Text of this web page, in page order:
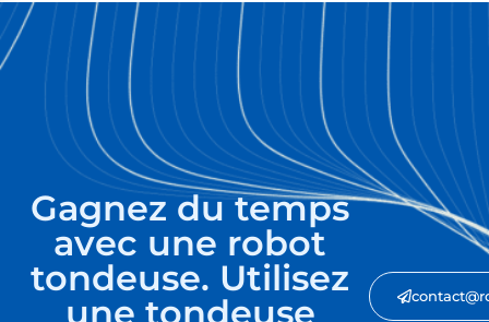
Gagnez du temps
avec une robot
tondeuse. Utilisez
une tondeuse